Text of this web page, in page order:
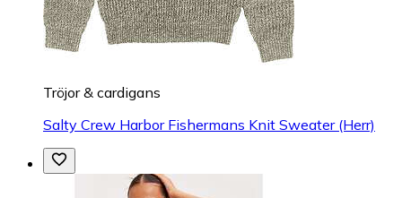
Tröjor & cardigans
Salty Crew Harbor Fishermans Knit Sweater (Herr)